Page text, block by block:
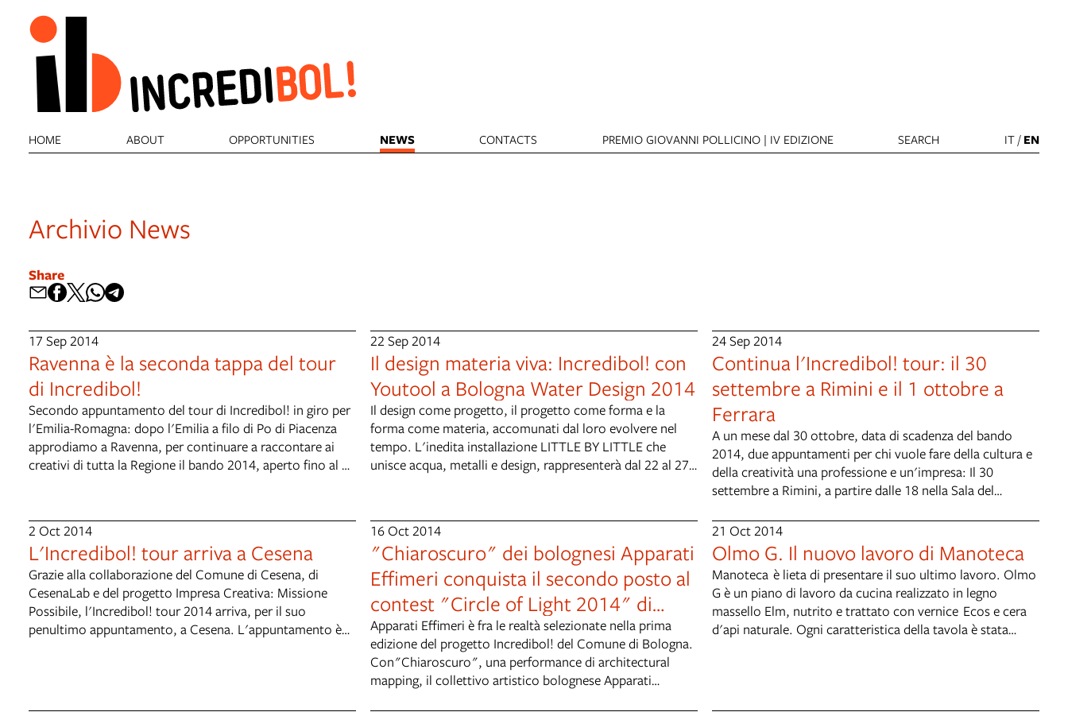
HOME ABOUT OPPORTUNITIES NEWS CONTACTS PREMIO GIOVANNI POLLICINO | IV EDIZIONE SEARCH IT/ EN
Archivio News
Share
17 Sep 2014
Ravenna è la seconda tappa del tour
di Incredibol!
Secondo appuntamento del tour di Incredibol! in giro per
l'Emilia-Romagna: dopo l'Emilia a filo di Po di Piacenza
approdiamo a Ravenna, per continuare a raccontare ai
creativi di tutta la Regione il bando 2014, aperto fino al 30
Ravenna, nel quartier generale del Comitato Promotore
per Ravenna Capitale Europea della Cultura 2019 (qui
l'evento Facebook). Aspettiamo i creativi e gli operatori
culturali della Romagna (di tutte le età) per raccontare il
bando Incredibol! 2014 e rispondere alle domande su
come candidarsi. Con un breve intervento, sarà dei nostri
Nadia Carboni, project manager di Ravenna 2019.
22 Sep 2014
Il design materia viva: Incredibol! con
Youtool a Bologna Water Design 2014
Il design come progetto, il progetto come forma e la
forma come materia, accomunati dal loro evolvere nel
tempo. L'inedita installazione LITTLE BY LITTLE che
unisce acqua, metalli e design, rappresenterà dal 22 al 27
Water Design, appuntamento divenuto rapidamente di
riferimento per chi si occupa di progetto in Emilia-
Romagna. L'installazione, realizzata da Youtool (startup
vincitrice dell'edizione 2012 di Incredibol!) riunisce e
presenta i frutti di Curti Metallo, brand di Bargellino (BO)
nato dalla consulenza di “rigenerazione d'impresa” che
proprio Youtool ha realizzato per Curti Lamiere,
tradizionale azienda terzista locale. Un vero e proprio
percorso partecipato d'innovazione d'impresa, aperto e
multidisciplinare, in cui tanto la comunicazione quanto il
24 Sep 2014
Continua l'Incredibol! tour: il 30
settembre a Rimini e il 1 ottobre a
Ferrara
A un mese dal 30 ottobre, data di scadenza del bando
2014, due appuntamenti per chi vuole fare della cultura e
della creatività una professione e un'impresa: Il 30
settembre a Rimini, a partire dalle 18 nella Sala del
grazie alla collaborazione del Comune di Rimini (qui
l'evento Facebook). Il 1 ottobre a Ferrara dalle 16 a
Palazzo Savonuzzi, in via Darsena 57, ospiti del Consorzio
Wunderkammer, già vincitore di Incredibol! nel 2012 (qui
l'evento Facebook). Parteciperanno all'appuntamento il
Vicesindaco del Comune di Ferrara Massimo Maisto e tre
partner della rete a sostegno delle professioni creative di
2 Oct 2014
L'Incredibol! tour arriva a Cesena
Grazie alla collaborazione del Comune di Cesena, di
CesenaLab e del progetto Impresa Creativa: Missione
Possibile, l'Incredibol! tour 2014 arriva, per il suo
penultimo appuntamento, a Cesena. L'appuntamento è
16 Oct 2014
"Chiaroscuro" dei bolognesi Apparati
Effimeri conquista il secondo posto al
contest "Circle of Light 2014" di
Mosca
Apparati Effimeri è fra le realtà selezionate nella prima
edizione del progetto Incredibol! del Comune di Bologna.
Con"Chiaroscuro", una performance di architectural
mapping, il collettivo artistico bolognese Apparati
21 Oct 2014
Olmo G. Il nuovo lavoro di Manoteca
Manoteca è lieta di presentare il suo ultimo lavoro. Olmo
G è un piano di lavoro da cucina realizzato in legno
massello Elm, nutrito e trattato con vernice Ecos e cera
d'api naturale. Ogni caratteristica della tavola è stata